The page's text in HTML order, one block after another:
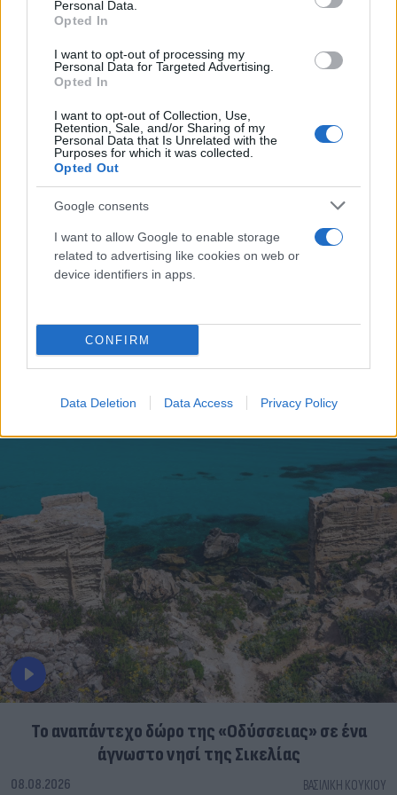
Personal Data.
Opted In
I want to opt-out of processing my
Personal Data for Targeted Advertising.
Opted In
I want to opt-out of Collection, Use,
Retention, Sale, and/or Sharing of my
Personal Data that Is Unrelated with the
Purposes for which it was collected.
Opted Out
Google consents
I want to allow Google to enable storage
related to advertising like cookies on web or
device identifiers in apps.
CONFIRM
Data Deletion Data Access Privacy Policy
«Τορπίλη» στην ευρωπαϊκή ενότητα: Η Ισπανία
απαντά στην Ιταλία με συνοριακούς ελέγχους
07.08.2026
To αναπάντεχο δώρο της «Οδύσσειας» σε ένα
άγνωστο νησί της Σικελίας
08.08.2026 ΒΑΣΙΛΙΚΉ ΚΟΥΚΊΟΥ